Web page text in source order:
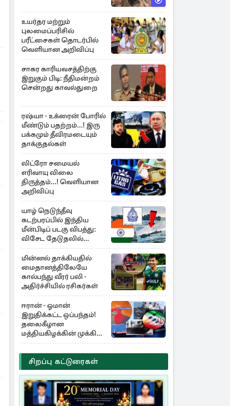
உயர்தர மற்றும்
புலமைப்பரிசில்
பரீட்சைகள் தொடர்பில்
வெளியான அறிவிப்பு
சாகர காரியவசத்திற்கு
இறுகும் பிடி: நீதிமன்றம்
சென்றது காவல்துறை
ரஷ்யா - உக்ரைன் போரில்
மீண்டும் பதற்றம்...! இரு
பக்கமும் தீவிரமடையும்
தாக்குதல்கள்
லிட்ரோ சமையல்
எரிவாயு விலை
திருத்தம்...! வெளியான
அறிவிப்பு
யாழ் நெடுந்தீவு
கடற்பரப்பில் இந்திய
மீன்பிடிப் படகு விபத்து:
விசேட தேடுதலில்
இலங்கை கடற்படை
மின்னல் தாக்கியதில்
மைதானத்திலேயே
கால்பந்து வீரர் பலி -
அதிர்ச்சியில் ரசிகர்கள்
ஈரான் - ஓமான்
இறுதிக்கட்ட ஒப்பந்தம்!
தலைகீழான
மத்தியகிழக்கின் முக்கிய
பங்கு குறியீடுகள்
சிறப்பு கட்டுரைகள்